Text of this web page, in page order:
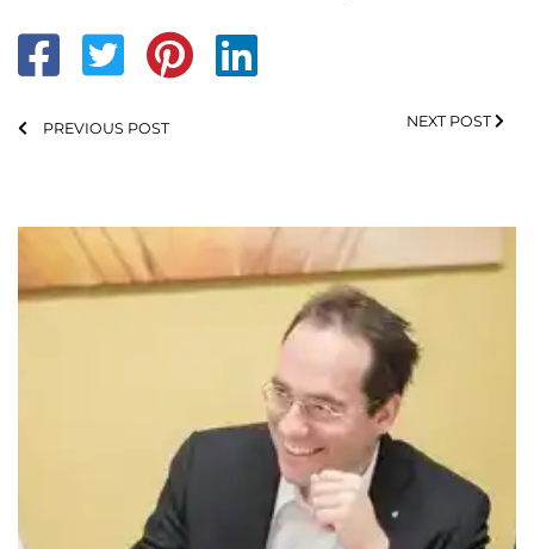
PREVIOUS POST NEXT POST